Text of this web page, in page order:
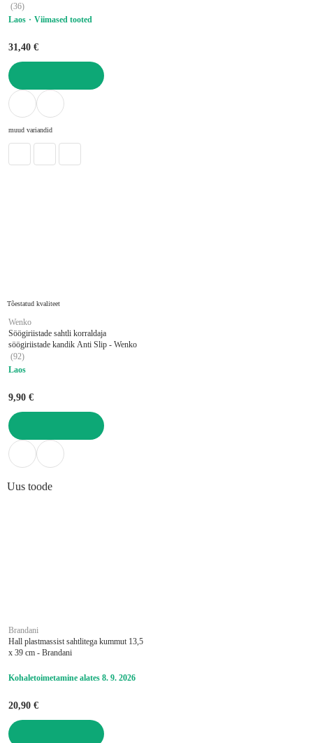
(36)
Laos
Viimased tooted
31,40 €
LISA OSTUKORVI
muud variandid
Tõestatud kvaliteet
Wenko
Söögiriistade sahtli korraldaja
söögiriistade kandik Anti Slip - Wenko
(92)
Laos
9,90 €
LISA OSTUKORVI
Uus toode
Brandani
Hall plastmassist sahtlitega kummut 13,5
x 39 cm - Brandani
Kohaletoimetamine alates 8. 9. 2026
20,90 €